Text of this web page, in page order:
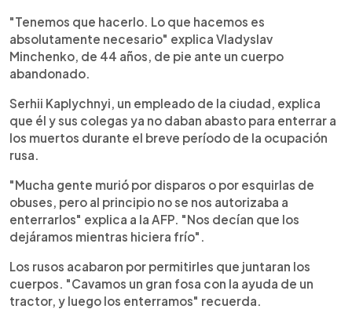
"Tenemos que hacerlo. Lo que hacemos es
absolutamente necesario" explica Vladyslav
Minchenko, de 44 años, de pie ante un cuerpo
abandonado.
Serhii Kaplychnyi, un empleado de la ciudad, explica
que él y sus colegas ya no daban abasto para enterrar a
los muertos durante el breve período de la ocupación
rusa.
"Mucha gente murió por disparos o por esquirlas de
obuses, pero al principio no se nos autorizaba a
enterrarlos" explica a la AFP. "Nos decían que los
dejáramos mientras hiciera frío".
Los rusos acabaron por permitirles que juntaran los
cuerpos. "Cavamos un gran fosa con la ayuda de un
tractor, y luego los enterramos" recuerda.